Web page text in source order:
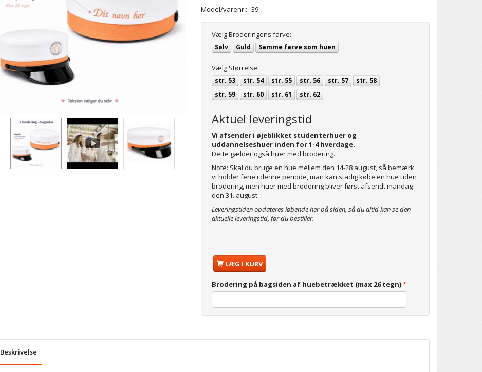
Model/varenr.: 39
VælgBroderingens farve:
Sølv Guld Samme farve som huen
VælgStørrelse:
str. 53 str. 54 str. 55 str. 56 str. 57
str. 58
str. 59
str. 60 str. 61 str. 62
Aktuel leveringstid
Vi afsender i øjeblikket studenterhuer og
uddannelseshuer inden for 1-4 hverdage.
Dette gælder også huer med brodering.
Note: Skal du bruge en hue mellem den 14-28 august, så bemærk
vi holder ferie i denne periode, man kan stadig købe en hue uden
brodering, men huer med brodering bliver først afsendt mandag
den 31. august.
Leveringstiden opdateres løbende her på siden, så du altid kan se den
aktuelle leveringstid, før du bestiller.
LÆG I KURV
Brodering på bagsiden af huebetrækket (max 26 tegn)
Beskrivelse